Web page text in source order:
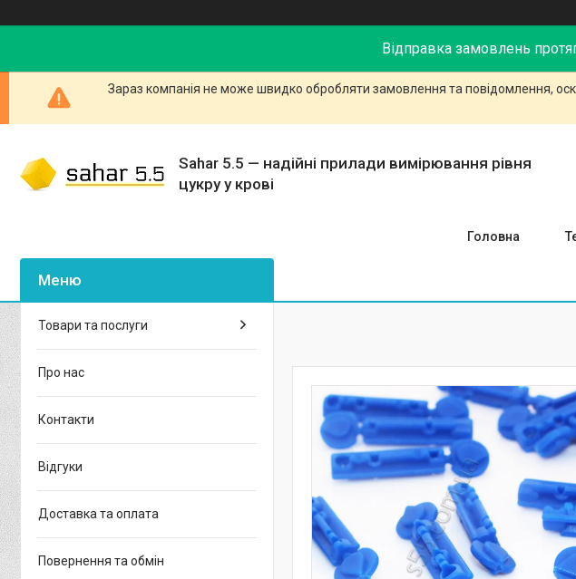
Відправка замовлень
Зараз компанія не може швидко обробляти замовлення та повідомлення,
Sahar 5.5 — надійні прилади вимірювання рівня
цукру у крові
Головна
Товари та послуги
Про нас
Контакти
Відгуки
Доставка та оплата
Повернення та обмін